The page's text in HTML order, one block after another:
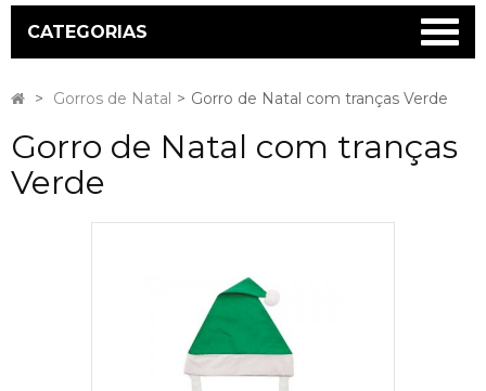
CATEGORIAS
> Gorros de Natal > Gorro de Natal com tranças Verde
Gorro de Natal com tranças
Verde